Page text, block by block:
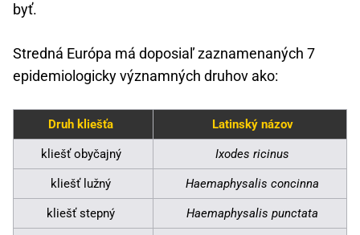
byť.
Stredná Európa má doposiaľ zaznamenaných 7
epidemiologicky významných druhov ako:
Druh kliešťa Latinský názov
kliešť obyčajný Ixodes ricinus
kliešť lužný Haemaphysalis concinna
kliešť stepný Haemaphysalis punctata